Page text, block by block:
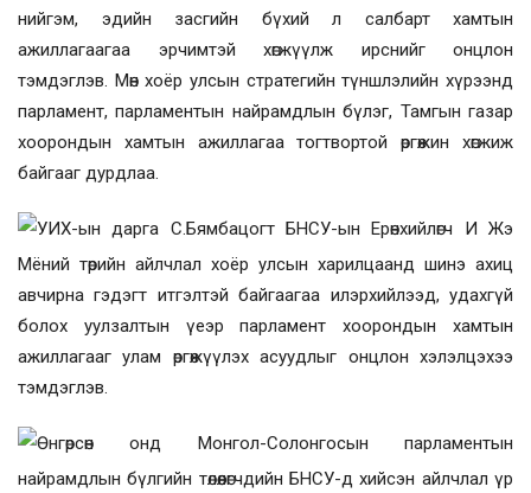
нийгэм, эдийн засгийн бүхий л салбарт хамтын
ажиллагаагаа эрчимтэй хөгжүүлж ирснийг онцлон
тэмдэглэв. Мөн хоёр улсын стратегийн түншлэлийн хүрээнд
парламент, парламентын найрамдлын бүлэг, Тамгын газар
хоорондын хамтын ажиллагаа тогтвортой өргөжин хөгжиж
байгааг дурдлаа.
УИХ-ын дарга С.Бямбацогт БНСУ-ын Ерөнхийлөгч И Жэ
Мёний төрийн айлчлал хоёр улсын харилцаанд шинэ ахиц
авчирна гэдэгт итгэлтэй байгаагаа илэрхийлээд, удахгүй
болох уулзалтын үеэр парламент хоорондын хамтын
ажиллагааг улам өргөжүүлэх асуудлыг онцлон хэлэлцэхээ
тэмдэглэв.
Өнгөрсөн онд Монгол-Солонгосын парламентын
найрамдлын бүлгийн төлөөлөгчдийн БНСУ-д хийсэн айлчлал үр